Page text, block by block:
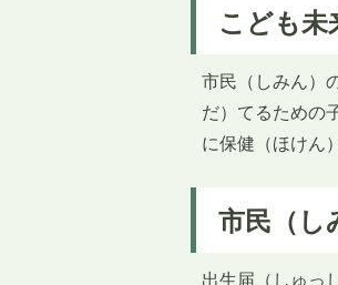
こども未
市民（しみん）
だ）てるための
に保健（ほけん
市民（し
出生届（しゅっ